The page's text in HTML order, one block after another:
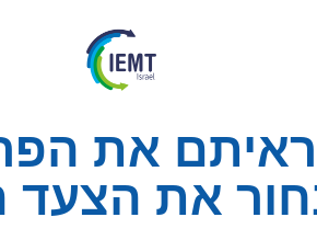
ראיתם את
את